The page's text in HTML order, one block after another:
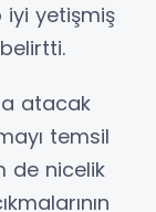
iyi yetişmiş
atacak
temsil
de nicelik